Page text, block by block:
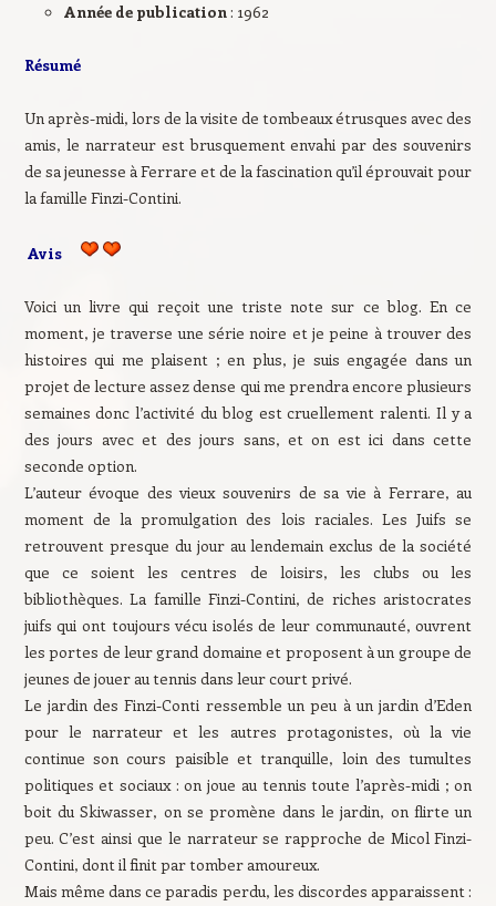
Année de publication: 1962
Résumé
Un après-midi, lors de la visite de tombeaux étrusques avec des
amis, le narrateur est brusquement envahi par des souvenirs
de sa jeunesse à Ferrare et de la fascination qu’il éprouvait pour
la famille Finzi-Contini.
Avis
Voici un livre qui reçoit une triste note sur ce blog. En ce
moment, je traverse une série noire et je peine à trouver des
histoires qui me plaisent ; en plus, je suis engagée dans un
projet de lecture assez dense qui me prendra encore plusieurs
semaines donc l’activité du blog est cruellement ralenti. Il y a
des jours avec et des jours sans, et on est ici dans cette
seconde option.
L’auteur évoque des vieux souvenirs de sa vie à Ferrare, au
moment de la promulgation des lois raciales. Les Juifs se
retrouvent presque du jour au lendemain exclus de la société
que ce soient les centres de loisirs, les clubs ou les
bibliothèques. La famille Finzi-Contini, de riches aristocrates
juifs qui ont toujours vécu isolés de leur communauté, ouvrent
les portes de leur grand domaine et proposent à un groupe de
jeunes de jouer au tennis dans leur court privé.
Le jardin des Finzi-Conti ressemble un peu à un jardin d’Eden
pour le narrateur et les autres protagonistes, où la vie
continue son cours paisible et tranquille, loin des tumultes
politiques et sociaux : on joue au tennis toute l’après-midi ; on
boit du Skiwasser, on se promène dans le jardin, on flirte un
peu. C’est ainsi que le narrateur se rapproche de Micol Finzi-
Contini, dont il finit par tomber amoureux.
Mais même dans ce paradis perdu, les discordes apparaissent :